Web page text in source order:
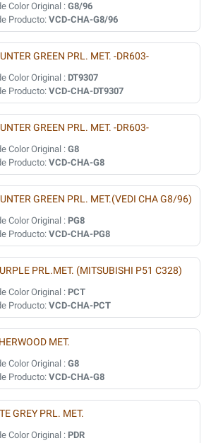
Color Original : G8/96
Producto: VCD-CHA-G8/96
GREEN PRL. MET. -DR603-
Color Original : DT9307
Producto: VCD-CHA-DT9307
GREEN PRL. MET. -DR603-
Color Original : G8
Producto: VCD-CHA-G8
GREEN PRL. MET.(VEDI CHA G8/96)
Color Original : PG8
Producto: VCD-CHA-PG8
PRL.MET. (MITSUBISHI P51 C328)
Color Original : PCT
Producto: VCD-CHA-PCT
MET.
Color Original : G8
Producto: VCD-CHA-G8
GREY PRL. MET.
Color Original : PDR